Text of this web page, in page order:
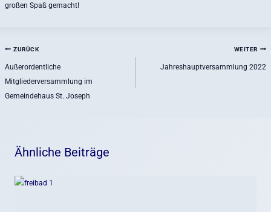
großen Spaß gemacht!
Beitragsnavigation
ZURÜCK
Außerordentliche
Mitgliederversammlung im
Gemeindehaus St. Joseph
WEITER
Jahreshauptversammlung 2022
Ähnliche Beiträge